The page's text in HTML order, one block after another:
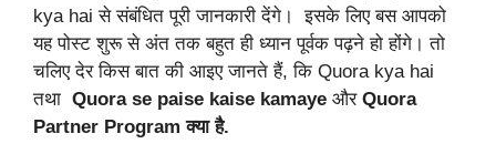
kya hai से संबंधित पूरी जानकारी देंगे। इसके लिए बस आपको
यह पोस्ट शुरू से अंत तक बहुत ही ध्यान पूर्वक पढ़ने हो होंगे। तो
चलिए देर किस बात की आइए जानते हैं, कि Quora kya hai
तथा Quora se paise kaise kamaye और Quora
Partner Program क्या है.